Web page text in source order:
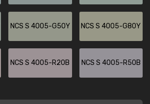
NCS S 4005-G50Y NCS S 4005-G80Y
NCS S 4005-R20B NCS S 4005-R50B